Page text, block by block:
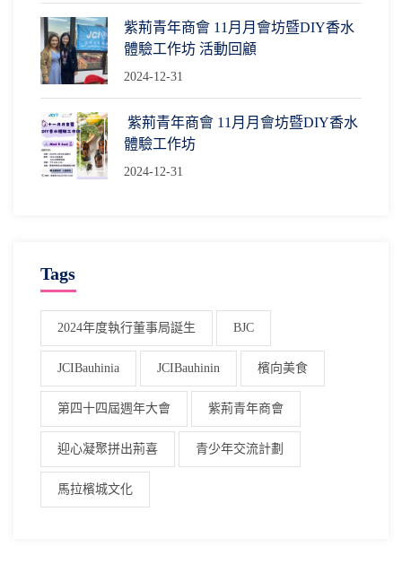
紫荊青年商會 11月月會坊暨DIY香水
體驗工作坊 活動回顧
2024-12-31
紫荊青年商會 11月月會坊暨DIY香水
體驗工作坊
2024-12-31
Tags
2024年度執行董事局誕生 BJC
JCIBauhinia JCIBauhinin 檳向美食
第四十四屆週年大會 紫荊青年商會
迎心凝聚拼出荊喜 青少年交流計劃
馬拉檳城文化